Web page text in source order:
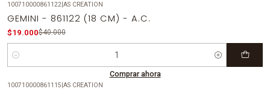
100710000861122| AS CREATION
GEMINI - 861122 (18 CM) - A.C.
$19.000$40.000
Cantidad
Comprar ahora
100710000861115 AS CREATION